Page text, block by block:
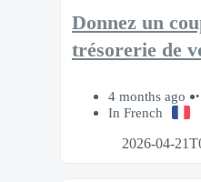
Donnez un
trésorerie de
4 months ago
In French
2026-04-